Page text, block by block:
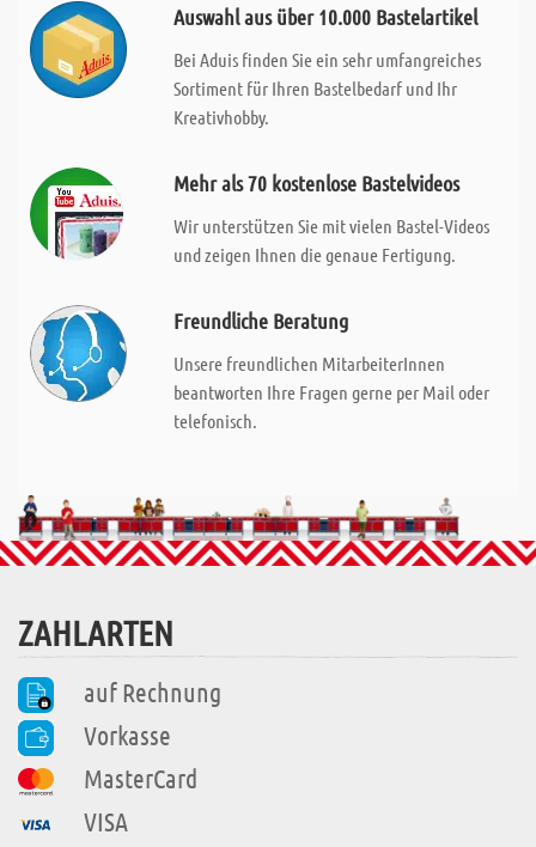
Auswahl aus über 10.000 Bastelartikel
Bei Aduis finden Sie ein sehr umfangreiches
Sortiment für Ihren Bastelbedarf und Ihr
Kreativhobby.
Mehr als 70 kostenlose Bastelvideos
Wir unterstützen Sie mit vielen Bastel-Videos
und zeigen Ihnen die genaue Fertigung.
Freundliche Beratung
Unsere freundlichen MitarbeiterInnen
beantworten Ihre Fragen gerne per Mail oder
telefonisch.
ZAHLARTEN
auf Rechnung
Vorkasse
MasterCard
VISA